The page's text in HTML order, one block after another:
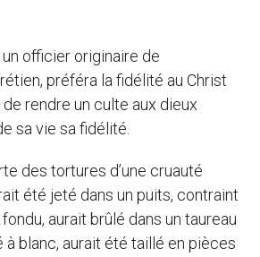
officier originaire de
préféra la fidélité au Christ
rendre un culte aux dieux
sa vie sa fidélité.
des tortures d’une cruauté
été jeté dans un puits, contraint
aurait brûlé dans un taureau
à blanc, aurait été taillé en pièces